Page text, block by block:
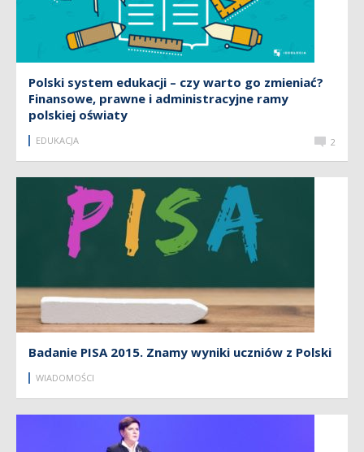
Polski system edukacji – czy warto go zmieniać?
Finansowe, prawne i administracyjne ramy
polskiej oświaty
EDUKACJA 2
Badanie PISA 2015. Znamy wyniki uczniów z Polski
WIADOMOŚCI